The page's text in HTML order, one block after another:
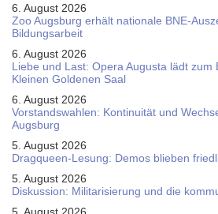
6. August 2026
Zoo Augsburg erhält nationale BNE-
Bildungsarbeit
6. August 2026
Liebe und Last: Opera Augusta lädt zum
Kleinen Goldenen Saal
6. August 2026
Vorstandswahlen: Kontinuität und
Augsburg
5. August 2026
Dragqueen-Lesung: Demos blieben
5. August 2026
Diskussion: Mi­li­ta­ri­sie­rung und die